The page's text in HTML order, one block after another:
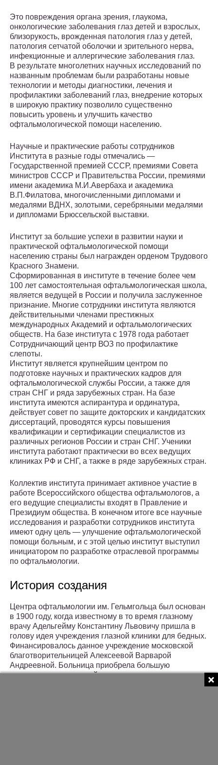
Это повреждения органа зрения, глаукома,
онкологические заболевания глаз детей и взрослых,
близорукость, врожденная патология глаз у детей,
патология сетчатой оболочки и зрительного нерва,
инфекционные и аллергические заболевания глаз.
В результате многолетних научных исследований по
названным проблемам были разработаны новые
технологии и методы диагностики, лечения и
профилактики заболеваний глаз, внедрение которых
в широкую практику позволило существенно
повысить уровень и улучшить качество
офтальмологической помощи населению.
Научные и практические работы сотрудников
Института в разные годы отмечались —
Государственной премией СССР, премиями Совета
министров СССР и Правительства России, премиями
имени академика М.И.Авербаха и академика
В.П.Филатова, многочисленными дипломами и
медалями ВДНХ, золотыми, серебряными медалями
и дипломами Брюссельской выставки.
Институт за большие успехи в развитии науки и
практической офтальмологической помощи
населению страны был награжден орденом Трудового
Красного Знамени.
Сформированная в институте в течение более чем
100 лет самостоятельная офтальмологическая школа,
является ведущей в России и получила заслуженное
признание. Многие сотрудники института являются
действительными членами престижных
международных Академий и офтальмологических
обществ. На базе института с 1978 года работает
Сотрудничающий центр ВОЗ по профилактике
слепоты.
Институт является крупнейшим центром по
подготовке научных и практических кадров для
офтальмологической службы России, а также для
стран СНГ и ряда зарубежных стран. На базе
института имеются аспирантура и ординатура,
действует совет по защите докторских и кандидатских
диссертаций, проводятся курсы повышения
квалификации и сертификации специалистов из
различных регионов России и стран СНГ. Ученики
института работают практически во всех ведущих
клиниках РФ и СНГ, а также в ряде зарубежных стран.
Коллектив института принимает активное участие в
работе Всероссийского общества офтальмологов, а
его ведущие специалисты входят в Правление и
Президиум общества. В конечном итоге все научные
исследования и разработки сотрудников института
имеют одну цель — улучшение офтальмологической
помощи больным, и с этой целью институт выступил
инициатором по разработке отраслевой программы
по офтальмологии.
История создания
Центра офтальмологии им. Гельмгольца был основан
в 1900 году, когда известному в то время глазному
врачу Адельгейму Константину Львовичу пришла в
голову идея учреждения глазной клиники для бедных.
Финансировалось данное учреждение московской
благотворительницей Алексеевой Варварой
Андреевной. Больница приобрела большую
популярность у жителей, здесь проводилось
бесплатное лечение нуждающимся слоям населения,